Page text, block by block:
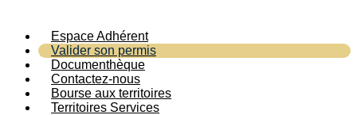
Espace Adhérent
Valider son permis
Documenthèque
Contactez-nous
Bourse aux territoires
Territoires Services